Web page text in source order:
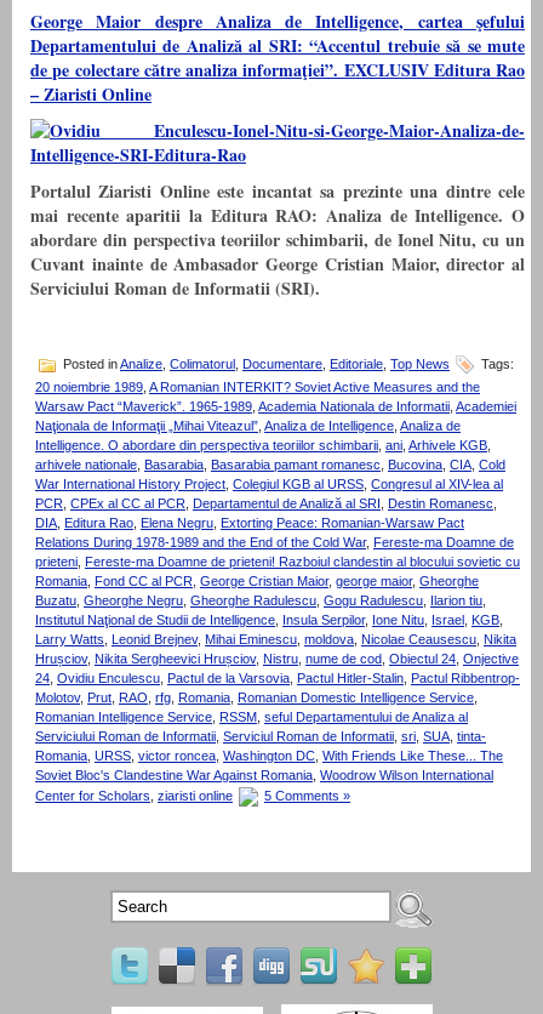
George Maior despre Analiza de Intelligence, cartea şefului
Departamentului de Analiză al SRI: “Accentul trebuie să se mute
de pe colectare către analiza informaţiei”. EXCLUSIV Editura Rao
– Ziaristi Online
Portalul Ziaristi Online este incantat sa prezinte una dintre cele
mai recente aparitii la Editura RAO: Analiza de Intelligence. O
abordare din perspectiva teoriilor schimbarii, de Ionel Nitu, cu un
Cuvant inainte de Ambasador George Cristian Maior, director al
Serviciului Roman de Informatii (SRI).
Posted inAnalize Colimatorul Documentare Editoriale Top News
Tags:
20 noiembrie 1989, A Romanian INTERKIT? Soviet Active Measures and the
Warsaw Pact “Maverick”. 1965-1989, Academia Nationala de Informatii, Academiei
Naţionala de Informaţii „Mihai Viteazul”, Analiza de Intelligence, Analiza de
Intelligence. O abordare din perspectiva teoriilor schimbarii, ani, Arhivele KGB,
arhivele nationale, Basarabia, Basarabia pamant romanesc, Bucovina, CIA, Cold
War International History Project, Colegiul KGB al URSS, Congresul al XIV-lea al
PCR, CPEx al CC al PCR, Departamentul de Analiză al SRI , Destin Romanesc,
DIA, Editura Rao, Elena Negru, Extorting Peace: Romanian-Warsaw Pact
Relations During 1978-1989 and the End of the Cold War, Fereste-ma Doamne de
prieteni, Fereste-ma Doamne de prieteni! Razboiul clandestin al blocului sovietic cu
Romania, Fond CC al PCR, George Cristian Maior, george maior, Gheorghe
Buzatu, Gheorghe Negru, Gheorghe Radulescu, Gogu Radulescu, Ilarion tiu,
Institutul Naţional de Studii de Intelligence, Insula Serpilor, Ione Nitu, Israel , KGB,
Larry Watts, Leonid Brejnev, Mihai Eminescu, moldova, Nicolae Ceausescu, Nikita
Hrușciov, Nikita Sergheevici Hrușciov, Nistru, nume de cod, Obiectul 24, Onjective
24, Ovidiu Enculescu, Pactul de la Varsovia, Pactul Hitler-Stalin, Pactul Ribben­trop-
Molotov, Prut, RAO, rfg, Romania, Romanian Domestic Intelligence Service,
Romanian Intelligence Service, RSSM, seful Departamentului de Analiza al
Serviciului Roman de Informatii, Serviciul Roman de Informatii, sri, SUA, tinta-
Romania, URSS, victor roncea, Washington DC, With Friends Like These... The
Soviet Bloc's Clandestine War Against Romania, Woodrow Wilson International
Center for Scholars ziaristi online 5 Comments »